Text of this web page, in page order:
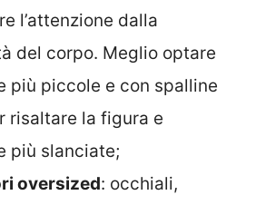
l’attenzione dalla
del corpo. Meglio optare
più piccole e con spalline
risaltare la figura e
più slanciate;
oversized: occhiali,